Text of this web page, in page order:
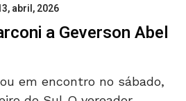
abril, 2026
a Geverson Abel
em encontro no sábado,